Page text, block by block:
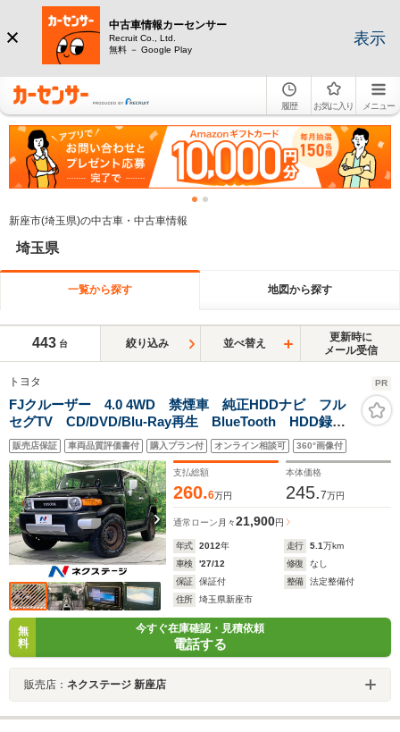
中古車情報カーセンサー
Recruit Co., Ltd.
無料 － Google Play
表示
履歴 お気に入り メニュー
新座市(埼玉県)の中古車・中古車情報
埼玉県
一覧から探す 地図から探す
443 台 絞り込み 並べ替え
更新時に
メール受信
トヨタ PR
FJクルーザー 4.0 4WD 禁煙車 純正HDDナビ フル
セグTV CD/DVD/Blu-Ray再生 BlueTooth HDD録
音 SD音楽再生 バックカメラ ホワイトルーフ キー
レスキー リアフォグランプ サイドステップ
販売店保証 車両品質評価書付 購入プラン付 オンライン相談可 360°画像付
支払総額
260.6万円
本体価格
245.7万円
通常ローン 月々21,900円
年式 2012年 走行 5.1万km
車検
'27/12 修復
なし
保証
保証付 整備
法定整備付
住所
埼玉県新座市
無
料
今すぐ在庫確認・見積依頼
電話する
販売店： ネクステージ 新座店